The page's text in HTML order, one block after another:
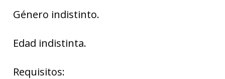
Género indistinto.
Edad indistinta.
Requisitos: